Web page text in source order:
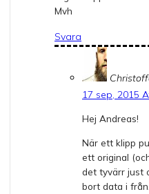
Mvh
Svara
17 sep, 2015
Hej Andreas!
När ett klipp
ett original
det tyvärr just
bort data i